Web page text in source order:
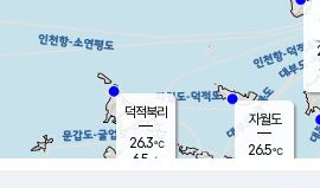
자월도
26.5℃
덕적북리
26.3℃
6.5 m/s